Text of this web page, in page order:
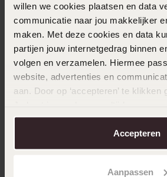
willen we cookies plaatsen en data
communicatie naar jou makkelijker
maken. Met deze cookies en data
partijen jouw internetgedrag binnen
volgen en verzamelen. Hiermee
website, advertenties en
aan. Door op ‘accepteren’ te klikken
over in onscookiebeleid.
Accepteren
Aanpassen
Gesammelt unter den
Trusted shops
Filter